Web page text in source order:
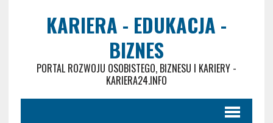
KARIERA - EDUKACJA -
BIZNES
PORTAL ROZWOJU OSOBISTEGO, BIZNESU I KARIERY -
KARIERA24.INFO